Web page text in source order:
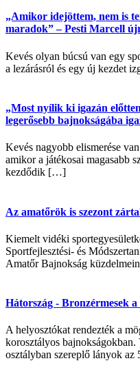
„Amikor idejöttem, nem is
maradok” – Pesti Marcell
Kevés olyan búcsú van egy
a lezárásról és egy új kezdet
„Most nyílik ki igazán
legerősebb bajnokságába
Kevés nagyobb elismerése
amikor a játékosai magasabb
kezdődik […]
Az amatőrök is szezont
Kiemelt vidéki
Sportfejlesztési- és
Amatőr Bajnokság
Hátország - Bronzérmesek
A helyosztókat rendezték a
korosztályos
osztályban szereplő lányok